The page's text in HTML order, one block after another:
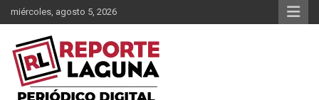
Saltar
al
contenido
miércoles, agosto 5, 2026